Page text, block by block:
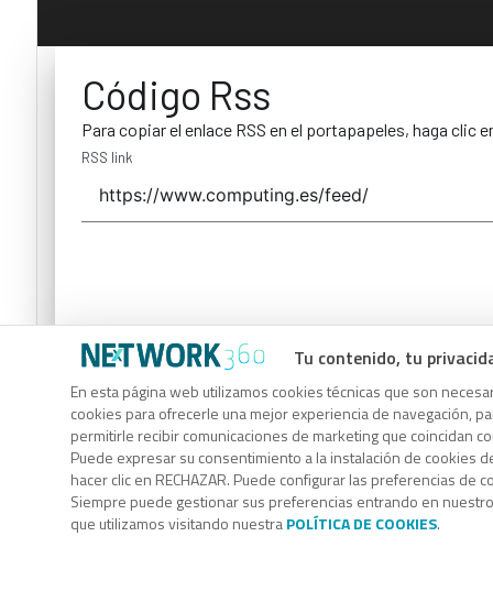
Tu contenido, tu
En esta página web utilizamos cookies técnicas que son
cookies para ofrecerle una mejor experiencia de navegación,
permitirle recibir comunicaciones de marketing que coincidan
Puede expresar su consentimiento a la instalación de cookies
hacer clic en RECHAZAR. Puede configurar las preferencias de
Siempre puede gestionar sus preferencias entrando en
que utilizamos visitando nuestraPOLÍTICA DE COOKIES.
Código Rss
Para copiar el enlace RSS en el portapapeles, haga clic
RSS link
Código Rss
Para copiar el enlace RSS en el portapapeles, haga clic
RSS link